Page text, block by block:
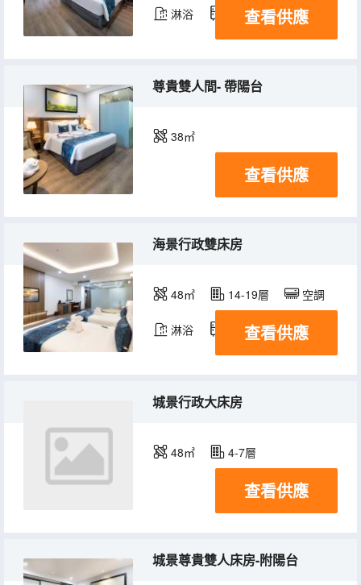
淋浴 冰箱查看供應
尊貴雙人間- 帶陽台
38㎡
查看供應
海景行政雙床房
48㎡ 14-19層 空調
淋浴 冰箱查看供應
城景行政大床房
48㎡ 4-7層
查看供應
城景尊貴雙人床房-附陽台